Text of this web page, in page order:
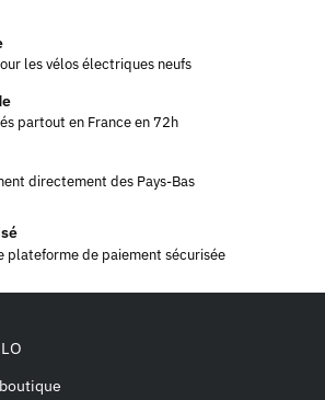
les vélos électriques neufs
partout en France en 72h
directement des Pays-Bas
plateforme de paiement sécurisée